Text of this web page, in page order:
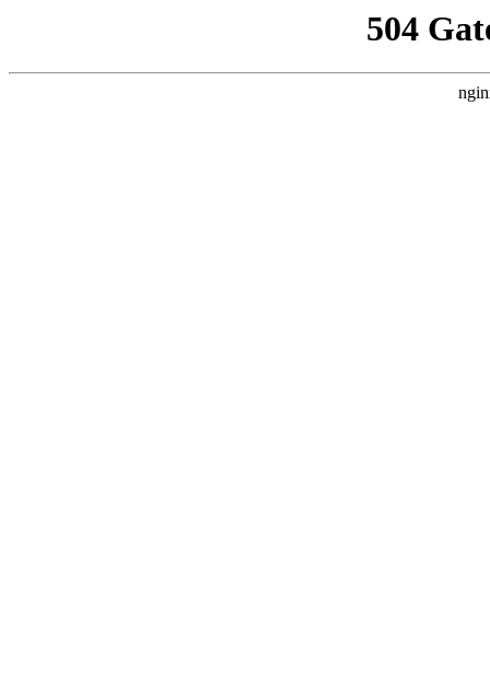
504